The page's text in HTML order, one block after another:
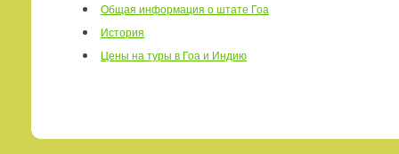
Общая информация о штате Гоа
История
Цены на туры в Гоа и Индию